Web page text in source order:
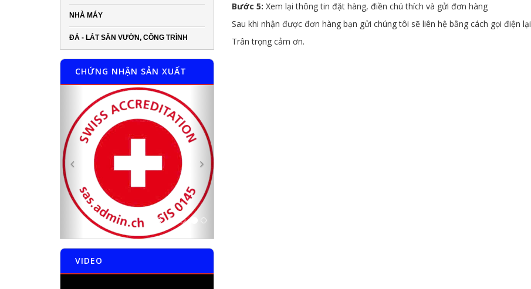
Bước 5: Xem lại thông tin đặt hàng, điền chú thích và gửi đơn hàng
Sau khi nhận được đơn hàng bạn gửi chúng tôi sẽ liên hệ bằng cách gọi điện
Trân trọng cảm ơn.
NHÀ MÁY
ĐÁ - LÁT SÂN VƯỜN, CÔNG TRÌNH
CHỨNG NHẬN SẢN XUẤT
VIDEO